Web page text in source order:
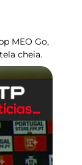
MEO Go,
cheia.